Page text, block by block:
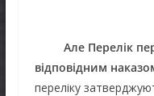
Але Перелік
відповідним
переліку